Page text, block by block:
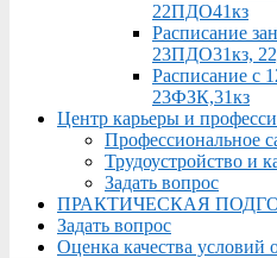
22ПДО41кз
Расписание
23ПДО31кз,
Расписание с
23ФЗК,31кз
Центр карьеры и
Профессиональное
Трудоустройство и
Задать вопрос
ПРАКТИЧЕСКАЯ
Задать вопрос
Оценка качества условий